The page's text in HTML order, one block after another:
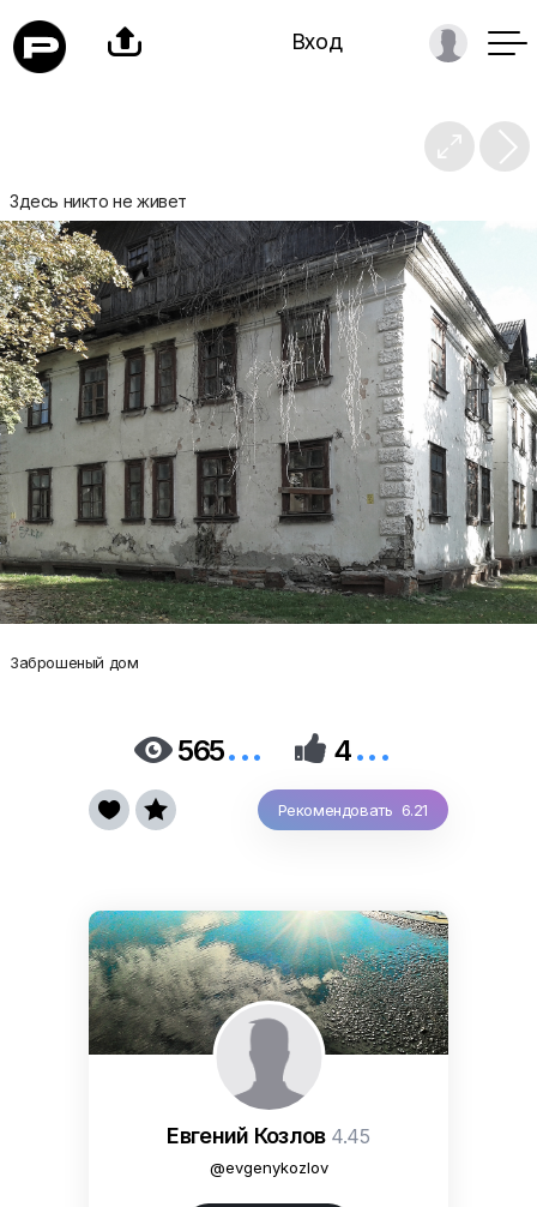
 Вход

Здесь никто не живет
Заброшеный дом
565...  4...
Рекомендовать 6.21
 
Евгений Козлов 4.45
@evgenykozlov